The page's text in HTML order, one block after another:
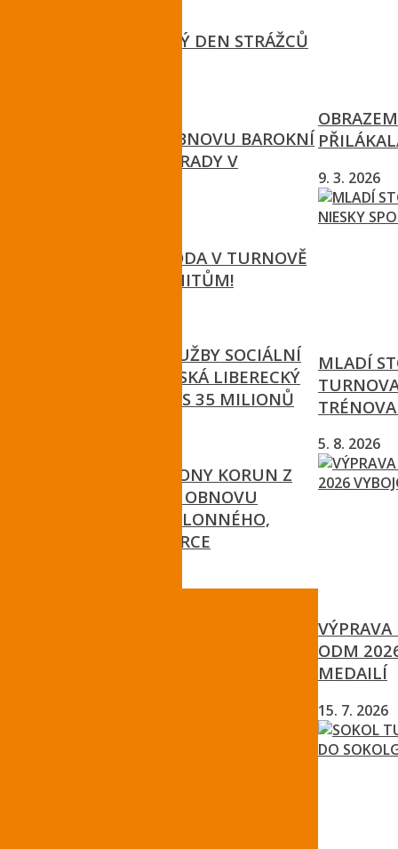
SLAVÍME SVĚTOVÝ DEN STRÁŽCŮ
KRAJ PODPOŘÍ OBNOVU BAROKNÍ
TERASOVITÉ ZAHRADY V
PRAMEN BOŽÍ VODA V TURNOVĚ
NEVYHOVUJE LIMITŮM!
NA PODPORU SLUŽBY SOCIÁLNÍ
REHABILITACE ZÍSKÁ LIBERECKÝ
KRAJ DOTACI PŘES 35 MILIONŮ
TÉMĚŘ DVA MILIONY KORUN Z
KRAJE ZAMÍŘÍ NA OBNOVU
PAMÁTEK DO JABLONNÉHO,
JENIŠOVIC A LIBERCE
9. 3. 2026
MLADÍ
5. 8. 2026
VÝPRAVA
ODM
MEDAILÍ
15. 7. 2026